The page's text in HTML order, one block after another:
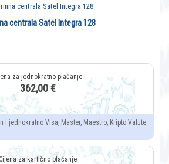
centrala Satel Integra 128
362,00 €
i jednokratno Visa, Master, Maestro, Kripto Valute